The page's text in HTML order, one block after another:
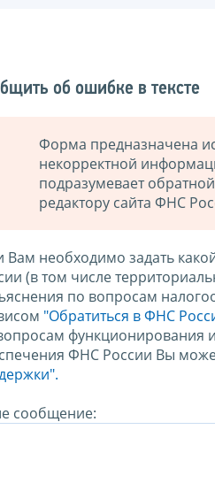
об ошибке в тексте
Форма предназначена
некорректной
подразумевает
редактору сайта ФНС
Вам необходимо задать
(в том числе
по вопросам
"Обратиться в ФНС
функционирования
ФНС России Вы
сообщение: